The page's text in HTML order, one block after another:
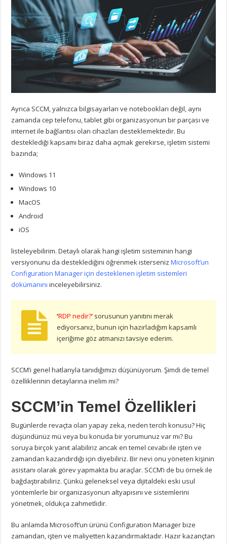
Ayrıca SCCM, yalnızca bilgisayarları ve notebookları değil, aynı
zamanda cep telefonu, tablet gibi organizasyonun bir parçası ve
internet ile bağlantısı olan cihazları desteklemektedir. Bu
desteklediği kapsamı biraz daha açmak gerekirse, işletim sistemi
bazında;
Windows 11
Windows 10
MacOS
Android
iOS
listeleyebilirim. Detaylı olarak hangi işletim sisteminin hangi
versiyonunu da desteklediğini öğrenmek istersenizMicrosoft’un
Configuration Manager için desteklenen işletim sistemleri
dokümanını inceleyebilirsiniz.
‘RDP nedir?’ sorusunun yanıtını merak
ediyorsanız, bunun için hazırladığım kapsamlı
içeriğime göz atmanızı tavsiye ederim.
SCCM’i genel hatlarıyla tanıdığımızı düşünüyorum. Şimdi de temel
özelliklerinin detaylarına inelim mi?
SCCM’in Temel Özellikleri
Bugünlerde revaçta olan yapay zeka, neden tercih konusu? Hiç
düşündünüz mü veya bu konuda bir yorumunuz var mı? Bu
soruya birçok yanıt alabiliriz ancak en temel cevabı ile işten ve
zamandan kazandırdığı için diyebiliriz. Bir nevi onu yöneten kişinin
asistanı olarak görev yapmakta bu araçlar. SCCM’i de bu örnek ile
bağdaştırabiliriz. Çünkü geleneksel veya dijitaldeki eski usul
yöntemlerle bir organizasyonun altyapısını ve sistemlerini
yönetmek, oldukça zahmetlidir.
Bu anlamda Microsoft’un ürünü Configuration Manager bize
zamandan, işten ve maliyetten kazandırmaktadır. Hazır kazançtan